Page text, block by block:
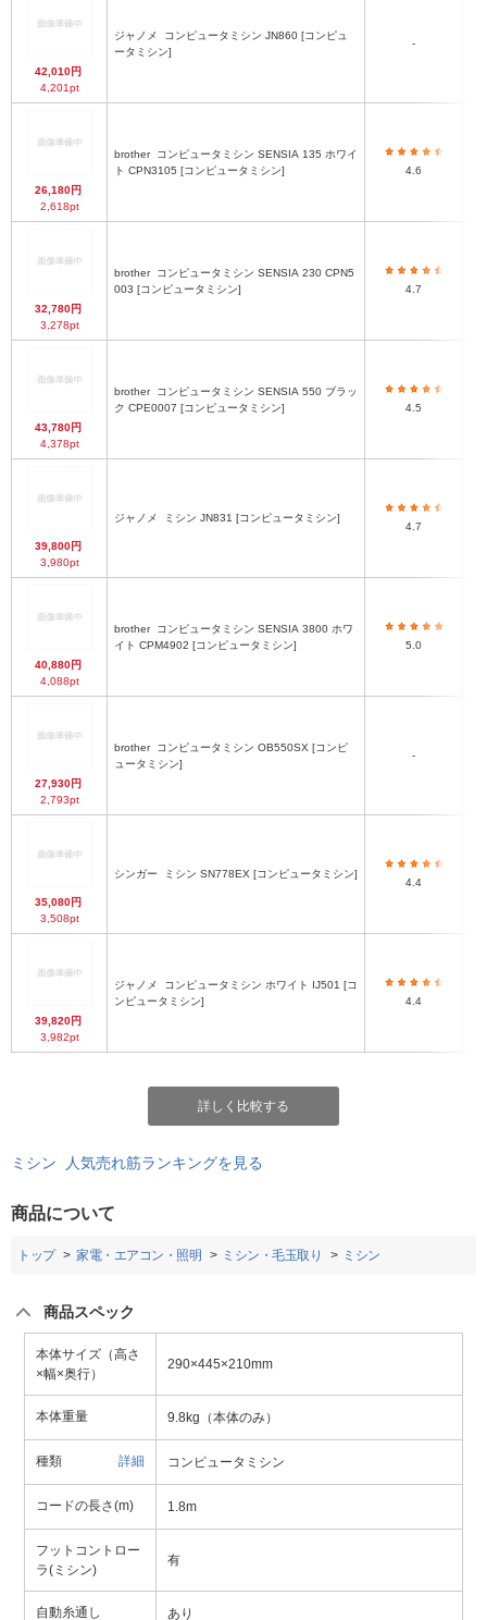
42,010円
4,201pt
ジャノメ
ータミシン]
-
26,180円
2,618pt
brother
ト CPN3105 [コンピュータミシン]
4.6
32,780円
3,278pt
brother
003 [コンピュータミシン]
4.7
43,780円
4,378pt
brother
ク CPE0007 [コンピュータミシン]
4.5
39,800円
3,980pt
ジャノメ ミシン JN831 [コンピュータミシン]
4.7
40,880円
4,088pt
brother
イト CPM4902 [コンピュータミシン]
5.0
27,930円
2,793pt
brother
ュータミシン]
-
35,080円
3,508pt
シンガー ミシン SN778EX [コンピュータミシン]
4.4
39,820円
3,982pt
ジャノメ
ンピュータミシン]
4.4
詳しく比較する
ミシン 人気売れ筋ランキングを見る
商品について
トップ 家電・エアコン・照明 ミシン・毛玉取り ミシン
商品スペック
本体サイズ（高さ
×幅×奥行）
290×445×210mm
本体重量 9.8kg（本体のみ）
種類 詳細 コンピュータミシン
コードの長さ(m) 1.8m
フットコントロー
ラ(ミシン)
有
自動糸通し あり